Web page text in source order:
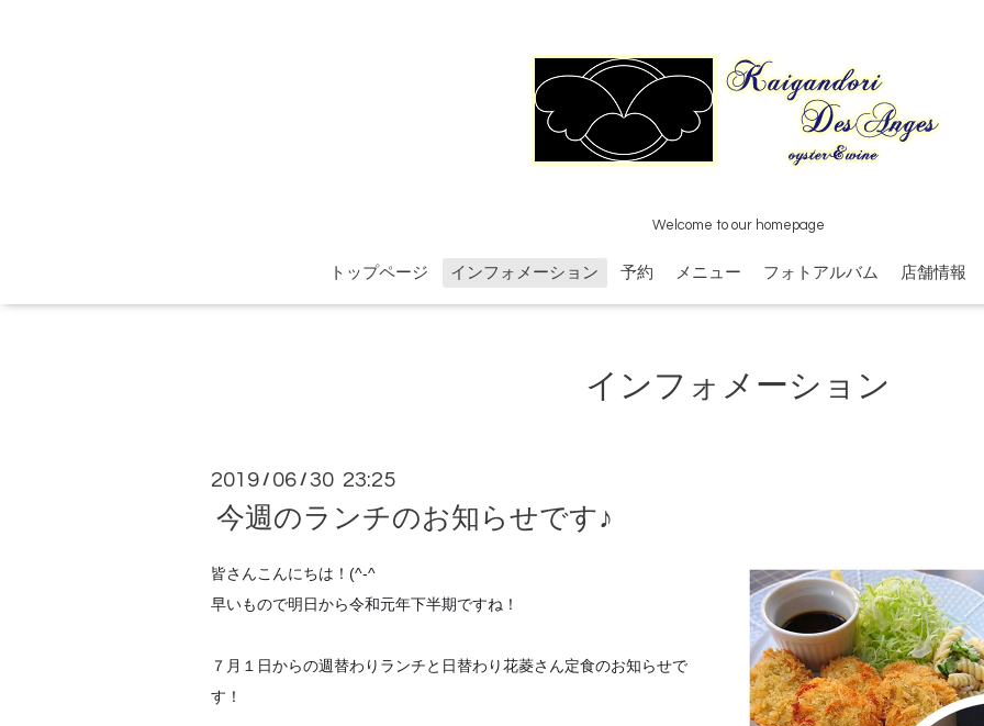
Welcome to our homepage
トップページ インフォメーション 予約 メニュー フォトアルバム 店舗情報
インフォメーション
2019 / 06 /30 23:25
今週のランチのお知らせです♪
皆さんこんにちは！(^-^
早いもので明日から令和元年下半期ですね！
７月１日からの週替わりランチと日替わり花菱さん定食のお知らせで
す！